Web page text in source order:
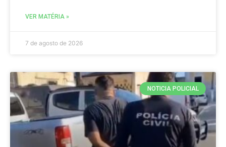
VER MATÉRIA »
7 de agosto de 2026
NOTICIA POLICIAL